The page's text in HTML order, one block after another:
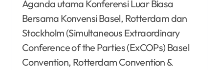
Aganda utama Konferensi Luar Biasa
Bersama Konvensi Basel, Rotterdam dan
Stockholm (Simultaneous Extraordinary
Conference of the Parties (ExCOPs) Basel
Convention, Rotterdam Convention &